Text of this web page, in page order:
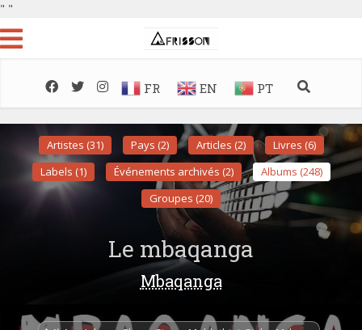
" "
FR EN PT
Artistes (31) Pays (2) Articles (2)
Livres (6)
Labels (1)
Événements archivés (2)
Albums (248)
Groupes (20)
Le mbaqanga
Mbaqanga